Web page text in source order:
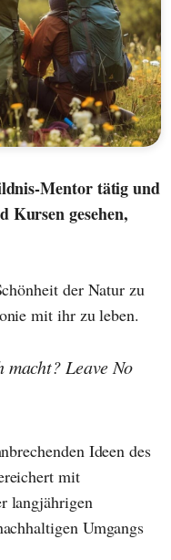
Mentor tätig und
Kursen gesehen,
der Natur zu
mit ihr zu leben.
Leave No
Ideen des
mit
langjährigen
Umgangs